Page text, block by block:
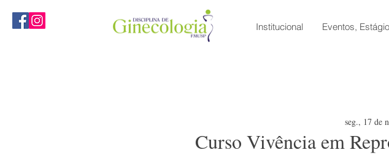
MENU Institucional Eventos,
seg., 17 de
Curso Vivência em